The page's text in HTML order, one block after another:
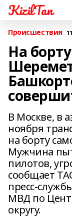
KizilTan
Происшествия
На
В Москве, в
ноября
на борту
Мужчина
пилотов,
сообщает
пресс-
МВД по
округу.